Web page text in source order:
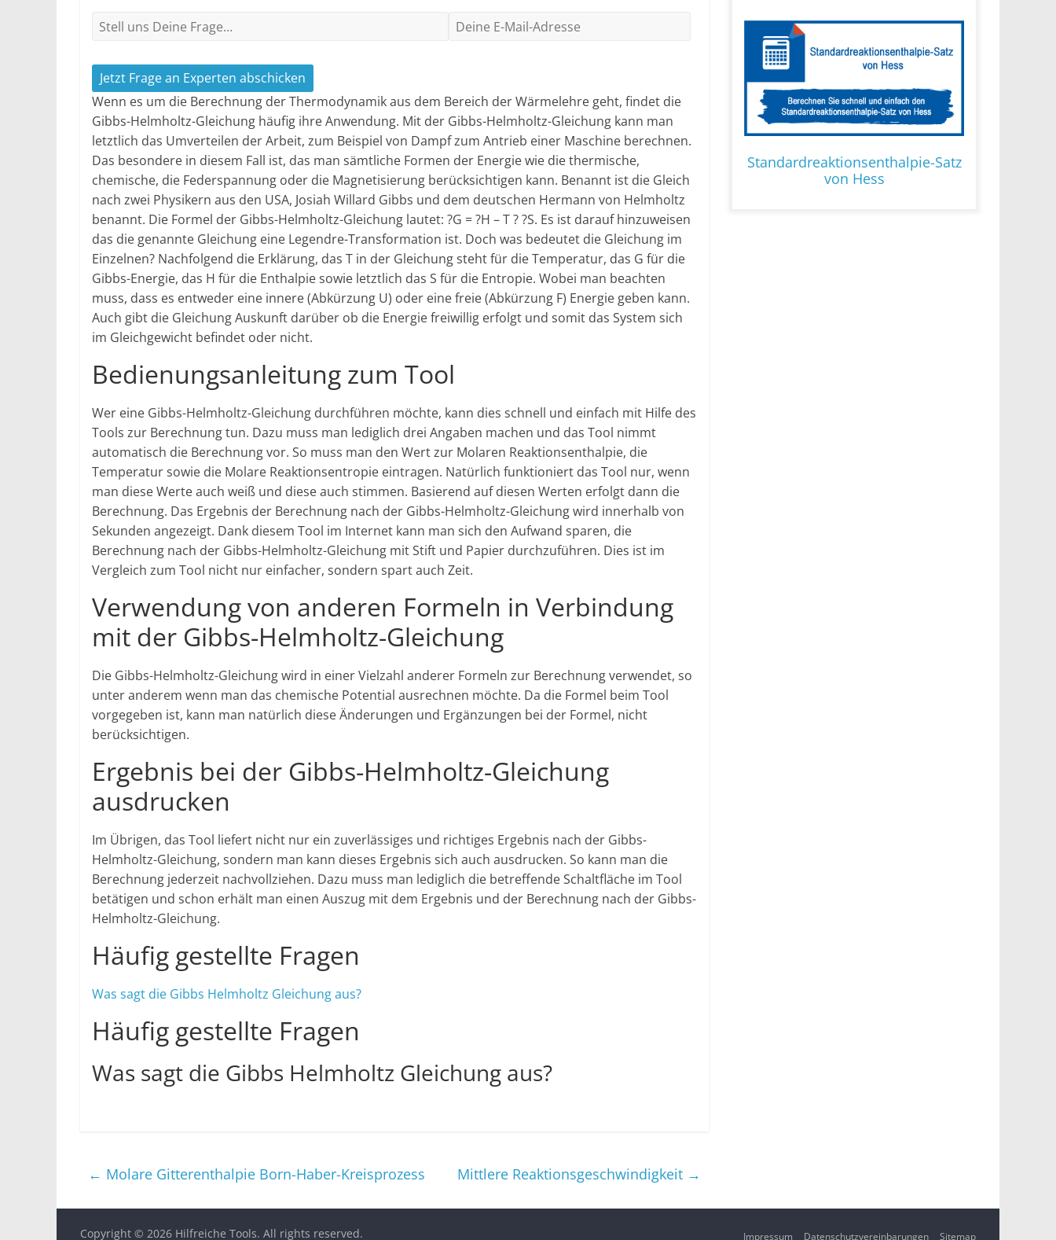
Jetzt Frage an Experten abschicken
Wenn es um die Berechnung der Thermodynamik aus dem Bereich der Wärmelehre geht, findet die
Gibbs-Helmholtz-Gleichung häufig ihre Anwendung. Mit der Gibbs-Helmholtz-Gleichung kann man
letztlich das Umverteilen der Arbeit, zum Beispiel von Dampf zum Antrieb einer Maschine berechnen.
Das besondere in diesem Fall ist, das man sämtliche Formen der Energie wie die thermische,
chemische, die Federspannung oder die Magnetisierung berücksichtigen kann. Benannt ist die Gleich
nach zwei Physikern aus den USA, Josiah Willard Gibbs und dem deutschen Hermann von Helmholtz
benannt. Die Formel der Gibbs-Helmholtz-Gleichung lautet: ?G = ?H – T ? ?S. Es ist darauf hinzuweisen
das die genannte Gleichung eine Legendre-Transformation ist. Doch was bedeutet die Gleichung im
Einzelnen? Nachfolgend die Erklärung, das T in der Gleichung steht für die Temperatur, das G für die
Gibbs-Energie, das H für die Enthalpie sowie letztlich das S für die Entropie. Wobei man beachten
muss, dass es entweder eine innere (Abkürzung U) oder eine freie (Abkürzung F) Energie geben kann.
Auch gibt die Gleichung Auskunft darüber ob die Energie freiwillig erfolgt und somit das System sich
im Gleichgewicht befindet oder nicht.
Bedienungsanleitung zum Tool
Wer eine Gibbs-Helmholtz-Gleichung durchführen möchte, kann dies schnell und einfach mit Hilfe des
Tools zur Berechnung tun. Dazu muss man lediglich drei Angaben machen und das Tool nimmt
automatisch die Berechnung vor. So muss man den Wert zur Molaren Reaktionsenthalpie, die
Temperatur sowie die Molare Reaktionsentropie eintragen. Natürlich funktioniert das Tool nur, wenn
man diese Werte auch weiß und diese auch stimmen. Basierend auf diesen Werten erfolgt dann die
Berechnung. Das Ergebnis der Berechnung nach der Gibbs-Helmholtz-Gleichung wird innerhalb von
Sekunden angezeigt. Dank diesem Tool im Internet kann man sich den Aufwand sparen, die
Berechnung nach der Gibbs-Helmholtz-Gleichung mit Stift und Papier durchzuführen. Dies ist im
Vergleich zum Tool nicht nur einfacher, sondern spart auch Zeit.
Verwendung von anderen Formeln in Verbindung
mit der Gibbs-Helmholtz-Gleichung
Die Gibbs-Helmholtz-Gleichung wird in einer Vielzahl anderer Formeln zur Berechnung verwendet, so
unter anderem wenn man das chemische Potential ausrechnen möchte. Da die Formel beim Tool
vorgegeben ist, kann man natürlich diese Änderungen und Ergänzungen bei der Formel, nicht
berücksichtigen.
Ergebnis bei der Gibbs-Helmholtz-Gleichung
ausdrucken
Im Übrigen, das Tool liefert nicht nur ein zuverlässiges und richtiges Ergebnis nach der Gibbs-
Helmholtz-Gleichung, sondern man kann dieses Ergebnis sich auch ausdrucken. So kann man die
Berechnung jederzeit nachvollziehen. Dazu muss man lediglich die betreffende Schaltfläche im Tool
betätigen und schon erhält man einen Auszug mit dem Ergebnis und der Berechnung nach der Gibbs-
Helmholtz-Gleichung.
Häufig gestellte Fragen
Was sagt die Gibbs Helmholtz Gleichung aus?
Häufig gestellte Fragen
Was sagt die Gibbs Helmholtz Gleichung aus?
← Molare Gitterenthalpie Born-Haber-Kreisprozess Mittlere Reaktionsgeschwindigkeit →
Standardreaktionsenthalpie-Satz
von Hess
Impressum Datenschutzvereinbarungen Sitemap
Copyright © 2026 Hilfreiche Tools. All rights reserved.